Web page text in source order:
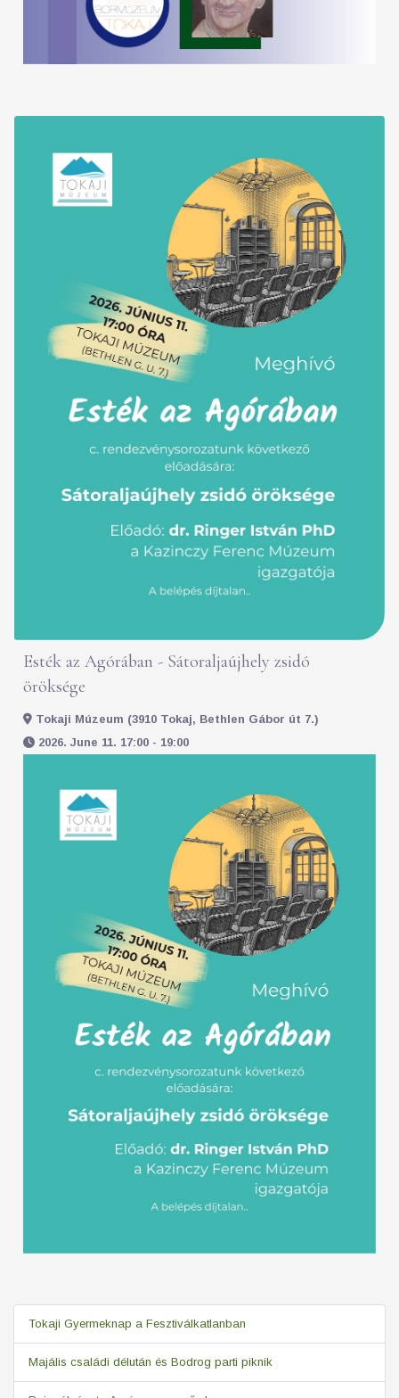
Esték az Agórában - Sátoraljaújhely zsidó
öröksége
Tokaji Múzeum (3910 Tokaj, Bethlen Gábor út 7.)
2026. June 11. 17:00 - 19:00
Tokaji Gyermeknap a Fesztiválkatlanban
Majális családi délután és Bodrog parti piknik